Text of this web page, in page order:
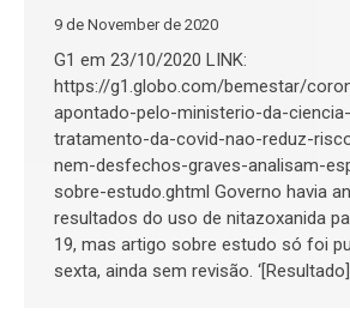
9 de November de 2020
G1 em 23/10/2020 LINK:
https://g1.globo.com/bemestar/
apontado-pelo-ministerio-da-
tratamento-da-covid-nao-reduz-
nem-desfechos-graves-analisam-
sobre-estudo.ghtml Governo havia
resultados do uso de nitazoxanida
19, mas artigo sobre estudo só foi
sexta, ainda sem revisão.